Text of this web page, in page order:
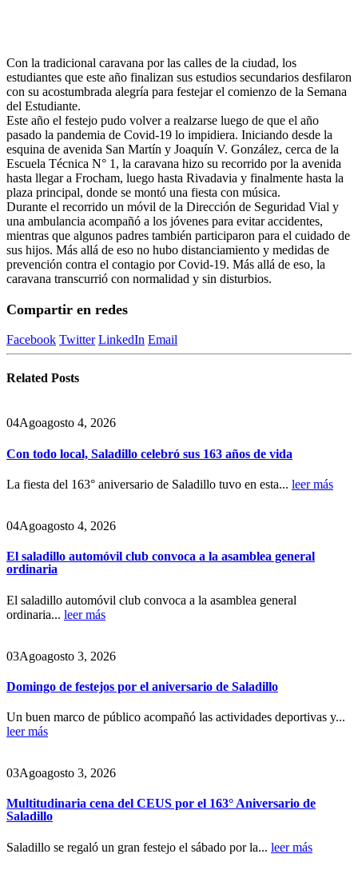
Con la tradicional caravana por las calles de la ciudad, los
estudiantes que este año finalizan sus estudios secundarios desfilaron
con su acostumbrada alegría para festejar el comienzo de la Semana
del Estudiante.
Este año el festejo pudo volver a realzarse luego de que el año
pasado la pandemia de Covid-19 lo impidiera. Iniciando desde la
esquina de avenida San Martín y Joaquín V. González, cerca de la
Escuela Técnica N° 1, la caravana hizo su recorrido por la avenida
hasta llegar a Frocham, luego hasta Rivadavia y finalmente hasta la
plaza principal, donde se montó una fiesta con música.
Durante el recorrido un móvil de la Dirección de Seguridad Vial y
una ambulancia acompañó a los jóvenes para evitar accidentes,
mientras que algunos padres también participaron para el cuidado de
sus hijos. Más allá de eso no hubo distanciamiento y medidas de
prevención contra el contagio por Covid-19. Más allá de eso, la
caravana transcurrió con normalidad y sin disturbios.
Compartir en redes
Facebook Twitter LinkedIn Email
Related Posts
04Agoagosto 4, 2026
Con todo local, Saladillo celebró sus 163 años de vida
La fiesta del 163° aniversario de Saladillo tuvo en esta... leer más
04Agoagosto 4, 2026
El saladillo automóvil club convoca a la asamblea general
ordinaria
El saladillo automóvil club convoca a la asamblea general
ordinaria... leer más
03Agoagosto 3, 2026
Domingo de festejos por el aniversario de Saladillo
Un buen marco de público acompañó las actividades deportivas y...
leer más
03Agoagosto 3, 2026
Multitudinaria cena del CEUS por el 163° Aniversario de
Saladillo
Saladillo se regaló un gran festejo el sábado por la... leer más